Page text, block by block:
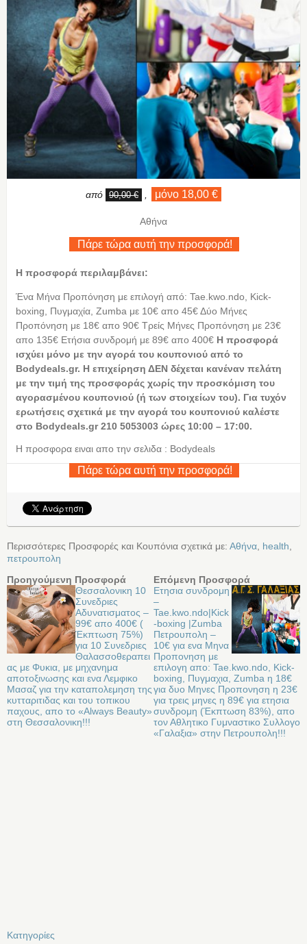
από 90,00 € μόνο 18,00 €
Αθήνα
Πάρε τώρα αυτή την προσφορά!
Η προσφορά περιλαμβάνει:
Ένα Μήνα Προπόνηση με επιλογή από: Tae.kwo.ndo, Kick-
boxing, Πυγμαχία, Zumba με 10€ απο 45€ Δύο Μήνες
Προπόνηση με 18€ απο 90€ Τρείς Μήνες Προπόνηση με 23€
απο 135€ Ετήσια συνδρομή με 89€ απο 400€ Η προσφορά
ισχύει μόνο με την αγορά του κουπονιού από το
Bodydeals.gr. Η επιχείρηση ΔΕΝ δέχεται κανέναν πελάτη
με την τιμή της προσφοράς χωρίς την προσκόμιση του
αγορασμένου κουπονιού (ή των στοιχείων του). Για τυχόν
ερωτήσεις σχετικά με την αγορά του κουπονιού καλέστε
στο Bodydeals.gr 210 5053003 ώρες 10:00 – 17:00.
Η προσφορα ειναι απο την σελιδα : Bodydeals
Πάρε τώρα αυτή την προσφορά!
Περισσότερες Προσφορές και Κουπόνια σχετικά με: Αθήνα health
πετρουπολη
Προηγούμενη Προσφορά
Θεσσαλονικη 10
Συνεδριες
Αδυνατισματος –
99€ απο 400€ (
Έκπτωση 75%)
για 10 Συνεδριες
Θαλασσοθεραπει
ας με Φυκια, με μηχανημα
αποτοξινωσης και ενα Λεμφικο
Μασαζ για την καταπολεμηση της
κυτταριτιδας και του τοπικου
παχους, απο το «Always Beauty»
στη Θεσσαλονικη!!!
Επόμενη Προσφορά
Ετησια συνδρομη
–
Tae.kwo.ndo|Kick
-boxing |Zumba
Πετρουπολη –
10€ για ενα Μηνα
Προπονηση με
επιλογη απο: Tae.kwo.ndo, Kick-
boxing, Πυγμαχια, Zumba η 18€
για δυο Μηνες Προπονηση η 23€
για τρεις μηνες η 89€ για ετησια
συνδρομη (Έκπτωση 83%), απο
τον Αθλητικο Γυμναστικο Συλλογο
«Γαλαξια» στην Πετρουπολη!!!
Kατηγορίες